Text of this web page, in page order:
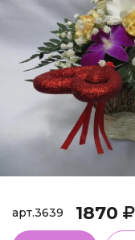
арт.3639 1870